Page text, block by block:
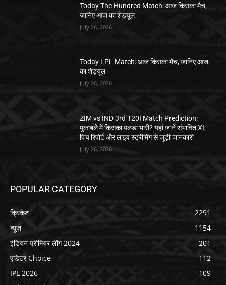
Today The Hundred Match: आज किसका मैच,
जानिए आज का शेड्यूल
July 26, 2026
Today LPL Match: आज किसका मैच, जानिए आज
का शेड्यूल
July 26, 2026
ZIM vs IND 3rd T20I Match Prediction:
मुकाबले में किसका पलड़ा भारी? यहां जानें संभावित XI,
पिच रिपोर्ट और लाइव स्ट्रीमिंग से जुड़ी जानकारी
July 26, 2026
POPULAR CATEGORY
क्रिकेट
2291
न्यूज़
1154
इंडियन प्रीमियर लीग 2024
201
एडिटर Choice
112
IPL 2026
109